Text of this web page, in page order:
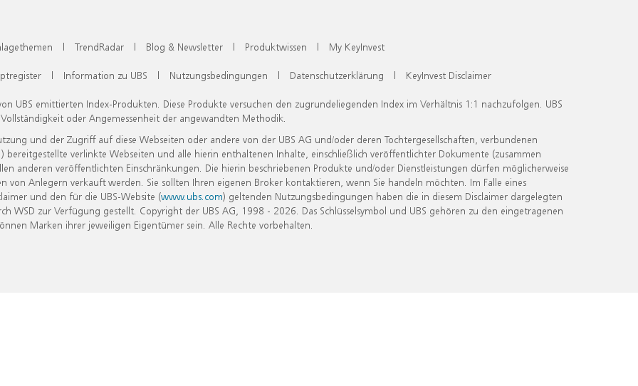
| TrendRadar | Blog & Newsletter | Produktwissen | My KeyInvest
| Information zu UBS | Nutzungsbedingungen | Datenschutzerklärung | KeyInvest Disclaimer
UBS emittierten Index-Produkten. Diese Produkte versuchen den zugrundeliegenden Index im Verhältnis 1:1 nachzufolgen. UBS
oder Angemessenheit der angewandten Methodik.
und der Zugriff auf diese Webseiten oder andere von der UBS AG und/oder deren Tochtergesellschaften, verbundenen
verlinkte Webseiten und alle hierin enthaltenen Inhalte, einschließlich veröffentlichter Dokumente (zusammen
anderen veröffentlichten Einschränkungen. Die hierin beschriebenen Produkte und/oder Dienstleistungen dürfen möglicherweise
Anlegern verkauft werden. Sie sollten Ihren eigenen Broker kontaktieren, wenn Sie handeln möchten. Im Falle eines
und den für die UBS-Website (www.ubs.com) geltenden Nutzungsbedingungen haben die in diesem Disclaimer dargelegten
zur Verfügung gestellt. Copyright der UBS AG, 1998 - 2026. Das Schlüsselsymbol und UBS gehören zu den eingetragenen
Marken ihrer jeweiligen Eigentümer sein. Alle Rechte vorbehalten.